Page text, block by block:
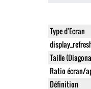
Type d'Ecran
Taille
Ratio écran/
Définition